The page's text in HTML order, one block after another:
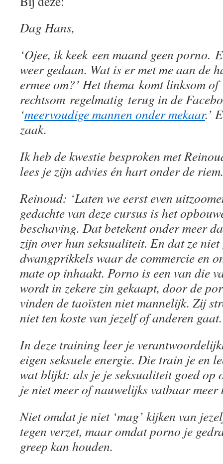
Dag Hans,
‘Ojee, ik keek een maand geen porno.
weer gedaan. Wat is er met me aan de
ermee om?’ Het thema komt linksom of
rechtsom regelmatig terug in de
‘meervoudige mannen onder mekaar.’
zaak.
Ik heb de kwestie besproken met
lees je zijn advies én hart onder de riem.
Reinoud: ‘Laten we eerst even
gedachte van deze cursus is het
beschaving. Dat betekent onder meer
zijn over hun seksualiteit. En dat ze
dwangprikkels waar de commercie en
mate op inhaakt. Porno is een van die
wordt in zekere zin gekaapt, door de
vinden de taoïsten niet mannelijk. Zij
niet ten koste van jezelf of anderen gaat.
In deze training leer je
eigen seksuele energie. Die train je en
wat blijkt: als je je seksualiteit goed op
je niet meer of nauwelijks vatbaar
Niet omdat je niet ‘mag’ kijken van
tegen verzet, maar omdat porno je
greep kan houden.